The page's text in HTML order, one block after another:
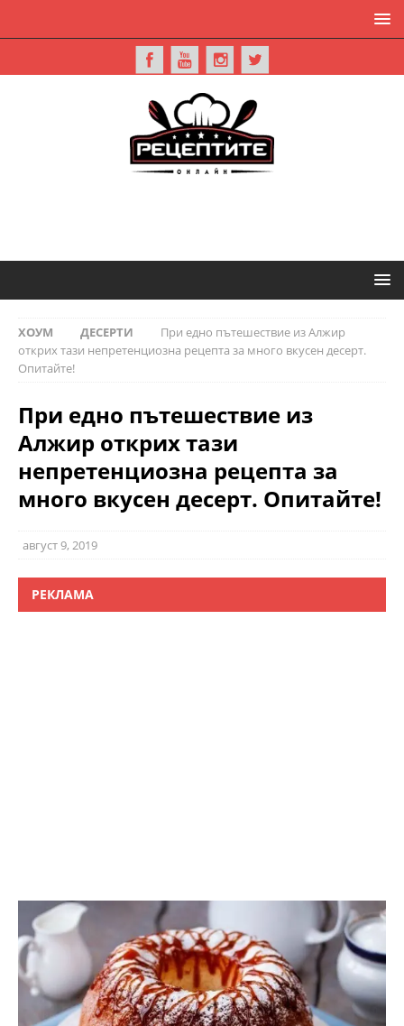
ХОУМ ДЕСЕРТИ
При едно пътeшествие из Алжир
открих тази непретенциозна рецепта за много вкусен десерт.
Опитайте!
При едно пътeшествие из
Алжир открих тази
непретенциозна рецепта за
много вкусен десерт. Опитайте!
август 9, 2019
РЕКЛАМА